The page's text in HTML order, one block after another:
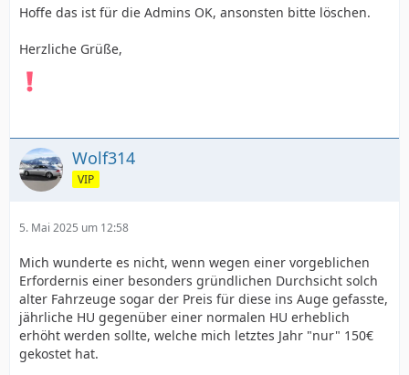
Hoffe das ist für die Admins OK, ansonsten bitte löschen.
Herzliche Grüße,
Wolf314
VIP
5. Mai 2025 um 12:58
Mich wunderte es nicht, wenn wegen einer vorgeblichen
Erfordernis einer besonders gründlichen Durchsicht solch
alter Fahrzeuge sogar der Preis für diese ins Auge gefasste,
jährliche HU gegenüber einer normalen HU erheblich
erhöht werden sollte, welche mich letztes Jahr "nur" 150€
gekostet hat.